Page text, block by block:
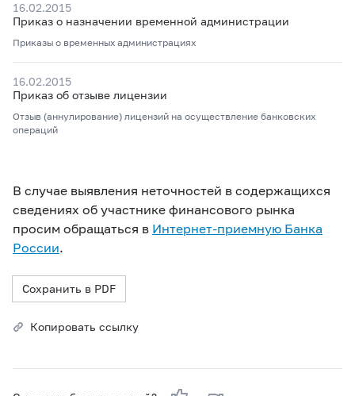
16.02.2015
Приказ о назначении временной администрации
Приказы о временных администрациях
16.02.2015
Приказ об отзыве лицензии
Отзыв (аннулирование) лицензий на осуществление банковских
операций
В случае выявления неточностей в содержащихся
сведениях об участнике финансового рынка
просим обращаться в Интернет-приемную Банка
России.
Сохранить в PDF
Копировать ссылку